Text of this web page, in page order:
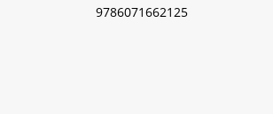
9786071662125